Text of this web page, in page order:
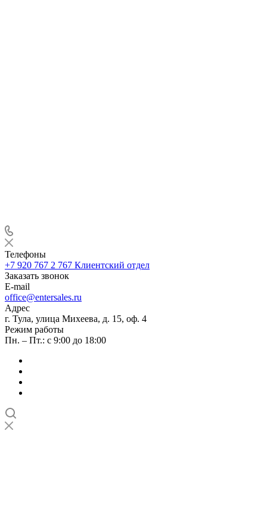
Телефоны
+7 920 767 2 767 Клиентский отдел
Заказать звонок
E-mail
office@entersales.ru
Адрес
г. Тула, улица Михеева, д. 15, оф. 4
Режим работы
Пн. – Пт.: с 9:00 до 18:00